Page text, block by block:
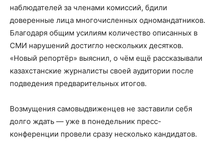
наблюдателей за членами комиссий, бдили
доверенные лица многочисленных одномандатников.
Благодаря общим усилиям количество описанных в
СМИ нарушений достигло нескольких десятков.
«Новый репортёр» выяснил, о чём ещё рассказывали
казахстанские журналисты своей аудитории после
подведения предварительных итогов.
Возмущения самовыдвиженцев не заставили себя
долго ждать — уже в понедельник пресс-
конференции провели сразу несколько кандидатов.